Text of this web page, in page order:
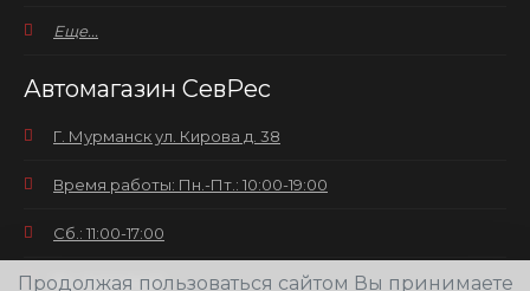
Еще...
Автомагазин СевРес
Г. Мурманск ул. Кирова д. 38
Время работы: Пн.-Пт.: 10:00-19:00
Сб.: 11:00-17:00
Вс.: выходной
Продолжая пользоваться сайтом Вы принимаете